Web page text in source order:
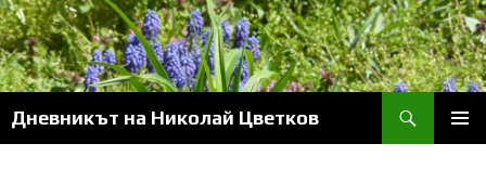
Skip
to
content
Дневникът на Николай Цветков